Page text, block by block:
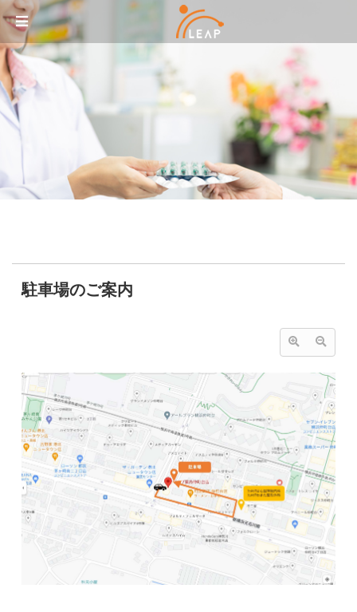
メニュースキップ
駐車場のご案内